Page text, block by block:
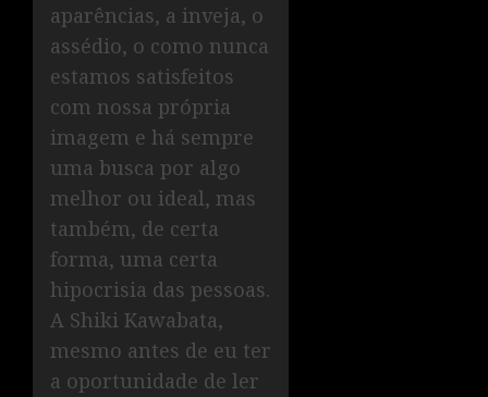
aparências, a inveja, o
assédio, o como nunca
estamos satisfeitos
com nossa própria
imagem e há sempre
uma busca por algo
melhor ou ideal, mas
também, de certa
forma, uma certa
hipocrisia das pessoas.
A Shiki Kawabata,
mesmo antes de eu ter
a oportunidade de ler